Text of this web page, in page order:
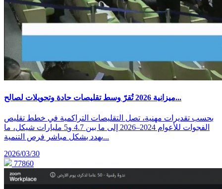
ميزانية 2026 تُقرّ وسط تقليصات حادة وتحويلات لصالح...
بحسب تقديرات مهنية، تصل التقليصات التراكمية في خطط تقليص
الفجوات للأعوام 2024–2026 إلى ما بين 4.7 و5 مليارات شيكل، ما
يهدد بشكل مباشر فرص التنمية...
2026/03/30
77860